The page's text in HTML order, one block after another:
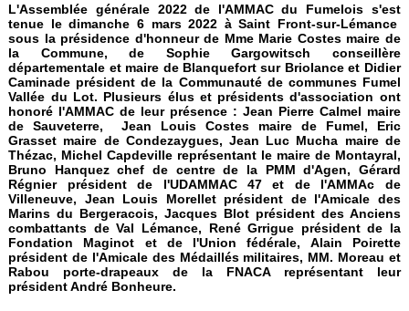
L'Assemblée générale 2022 de l'AMMAC du Fumelois s'est
tenue ledimanche 6 mars 2022 à Saint Front-sur-Lémance
sous la présidence d'honneur de Mme Marie Costes maire de
la Commune, de Sophie Gargowitsch conseillère
départementale et maire de Blanquefort sur Briolance et Didier
Caminade président de la Communauté de communes Fumel
Vallée du Lot. Plusieurs élus et présidents d'association ont
honoré l'AMMAC de leur présence : Jean Pierre Calmel maire
de Sauveterre, Jean Louis Costes maire de Fumel, Eric
Grasset maire de Condezaygues, Jean Luc Mucha maire de
Thézac, Michel Capdeville représentant le maire de Montayral,
Bruno Hanquez chef de centre de la PMM d'Agen, Gérard
Régnier président de l'UDAMMAC 47 et de l'AMMAc de
Villeneuve, Jean Louis Morellet président de l'Amicale des
Marins du Bergeracois, Jacques Blot président des Anciens
combattants de Val Lémance, René Grrigue président de la
Fondation Maginot et de l'Union fédérale, Alain Poirette
président de l'Amicale des Médaillés militaires, MM. Moreau et
Rabou porte-drapeaux de la FNACA représentant leur
président André Bonheure.